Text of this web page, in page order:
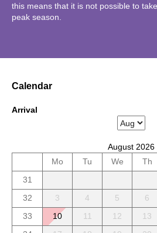
this means that it is not possible to
peak season.
Calendar
Arrival
August 2026
Mo
Tu We Th
31
32
3 4 5 6
33
10 11 12 13